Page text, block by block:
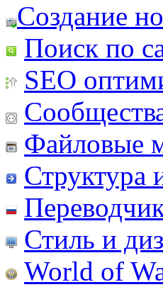
Создание
Поиск по
SEO
Файловые
Структура
Стиль и
World of